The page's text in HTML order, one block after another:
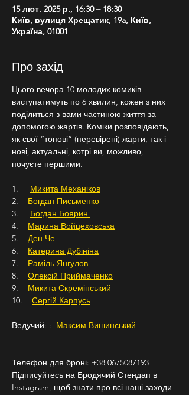
15 лют. 2025 р., 16:30 – 18:30
Київ, вулиця Хрещатик, 19a, Київ,
Україна, 01001
Про захід
Цього вечора 10 молодих комиків
виступатимуть по 6 хвилин, кожен з них
поділиться з вами частиною життя за
допомогою жартів. Коміки розповідають,
як свої “топові” (перевірені) жарти, так і
нові, актуальні, котрі ви, можливо,
почуєте першими.
1. Микита Механіков
2. Богдан Письменко
3. Богдан Боярин
4. Марина Войцеховська
5.
Ден Че
6. Катерина Дубініна
7. Раміль Янгулов
8. Олексій Приймаченко
9. Микита Скремінський
10. Сергій Карпусь
Ведучий: : Максим Вишинський
Телефон для броні: +38 0675087193
Підписуйтесь на Бродячий Стендап в
Instagram, щоб знати про всі наші заходи